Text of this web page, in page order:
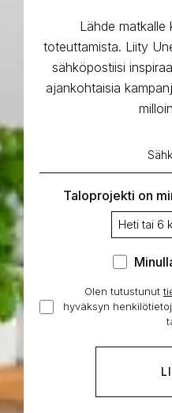
Lähde matkalle
toteuttamista. Liity
sähköpostiisi
ajankohtaisia
Taloprojekti on
Olen tutustunut
hyväksyn